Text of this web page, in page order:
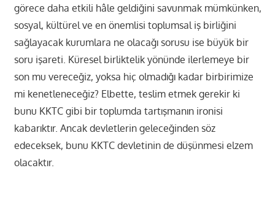
görece daha etkili hâle geldiğini savunmak mümkünken,
sosyal, kültürel ve en önemlisi toplumsal iş birliğini
sağlayacak kurumlara ne olacağı sorusu ise büyük bir
soru işareti. Küresel birliktelik yönünde ilerlemeye bir
son mu vereceğiz, yoksa hiç olmadığı kadar birbirimize
mi kenetleneceğiz? Elbette, teslim etmek gerekir ki
bunu KKTC gibi bir toplumda tartışmanın ironisi
kabarıktır. Ancak devletlerin geleceğinden söz
edeceksek, bunu KKTC devletinin de düşünmesi elzem
olacaktır.